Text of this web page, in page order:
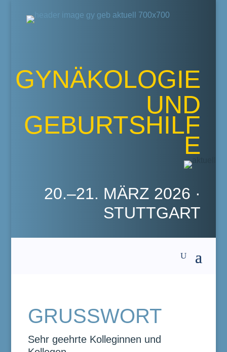
GYNÄKOLOGIE
UND
GEBURTSHILF
E
20.–21. MÄRZ 2026 ·
STUTTGART
GRUSSWORT
Sehr geehrte Kolleginnen und